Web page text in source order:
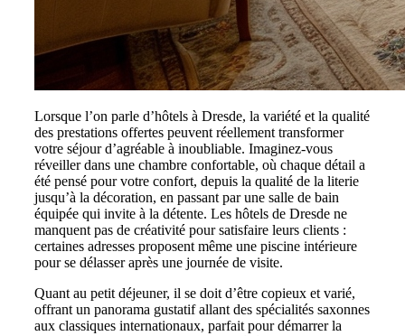
Lorsque l’on parle d’hôtels à Dresde, la variété et la qualité
des prestations offertes peuvent réellement transformer
votre séjour d’agréable à inoubliable. Imaginez-vous
réveiller dans une chambre confortable, où chaque détail a
été pensé pour votre confort, depuis la qualité de la literie
jusqu’à la décoration, en passant par une salle de bain
équipée qui invite à la détente. Les hôtels de Dresde ne
manquent pas de créativité pour satisfaire leurs clients :
certaines adresses proposent même une piscine intérieure
pour se délasser après une journée de visite.
Quant au petit déjeuner, il se doit d’être copieux et varié,
offrant un panorama gustatif allant des spécialités saxonnes
aux classiques internationaux, parfait pour démarrer la